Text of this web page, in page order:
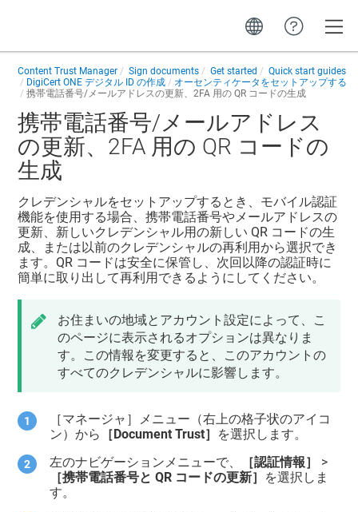
Content Trust Manager Sign documents Get started
Quick start guides
DigiCert ONE デジタル ID の作成
オーセンティケータをセットアップする
携帯電話番号/メールアドレスの更新、2FA 用の QR コードの生成
携帯電話番号/メールアドレス
の更新、2FA 用の QR コードの
生成
クレデンシャルをセットアップするとき、モバイル認証
機能を使用する場合、携帯電話番号やメールアドレスの
更新、新しいクレデンシャル用の新しい QR コードの生
成、または以前のクレデンシャルの再利用から選択でき
ます。QR コードは安全に保管し、次回以降の認証時に
簡単に取り出して再利用できるようにしてください。
お住まいの地域とアカウント設定によって、こ
のページに表示されるオプションは異なりま
す。この情報を変更すると、このアカウントの
すべてのクレデンシャルに影響します。
［マネージャ］メニュー（右上の格子状のアイコ
ン）から
［Document Trust］ を選択します。
左のナビゲーションメニューで、
［認証情報］
>
［携帯電話番号と QR コードの更新］ を選択しま
す。